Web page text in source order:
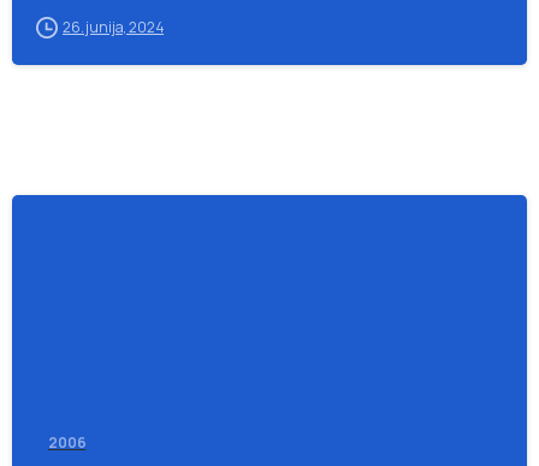
26. junija, 2024
2006